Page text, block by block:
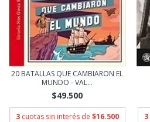
20 BATALLAS QUE CAMBIARON EL
MUNDO - VAL...
$49.500
3 cuotas sin interés de $16.500
3